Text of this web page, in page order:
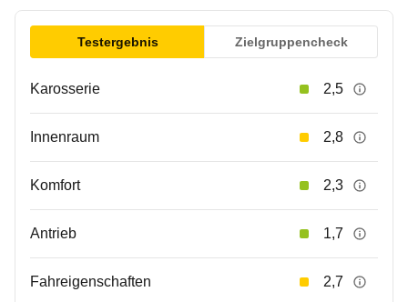
Testergebnis Zielgruppencheck
Karosserie 2,5
Innenraum 2,8
Komfort 2,3
Antrieb 1,7
Fahreigenschaften 2,7